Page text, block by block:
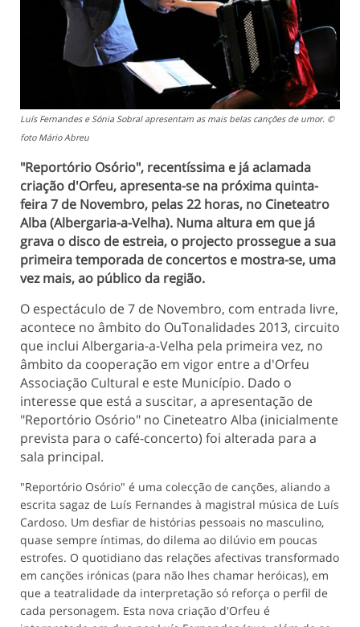
Luís Fernandes e Sónia Sobral apresentam as mais belas canções de umor. ©
foto Mário Abreu
"Reportório Osório", recentíssima e já aclamada
criação d'Orfeu, apresenta-se na próxima quinta-
feira 7 de Novembro, pelas 22 horas, no Cineteatro
Alba (Albergaria-a-Velha). Numa altura em que já
grava o disco de estreia, o projecto prossegue a sua
primeira temporada de concertos e mostra-se, uma
vez mais, ao público da região.
O espectáculo de 7 de Novembro, com entrada livre,
acontece no âmbito do OuTonalidades 2013, circuito
que inclui Albergaria-a-Velha pela primeira vez, no
âmbito da cooperação em vigor entre a d'Orfeu
Associação Cultural e este Município. Dado o
interesse que está a suscitar, a apresentação de
"Reportório Osório" no Cineteatro Alba (inicialmente
prevista para o café-concerto) foi alterada para a
sala principal.
"Reportório Osório" é uma colecção de canções, aliando a
escrita sagaz de Luís Fernandes à magistral música de Luís
Cardoso. Um desfiar de histórias pessoais no masculino,
quase sempre íntimas, do dilema ao dilúvio em poucas
estrofes. O quotidiano das relações afectivas transformado
em canções irónicas (para não lhes chamar heróicas), em
que a teatralidade da interpretação só reforça o perfil de
cada personagem. Esta nova criação d'Orfeu é